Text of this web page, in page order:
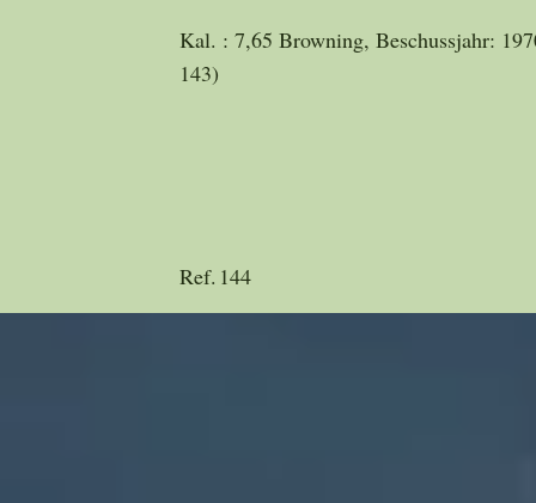
Kal. : 7,65 Browning, Beschussjahr:
143)
Ref. 144